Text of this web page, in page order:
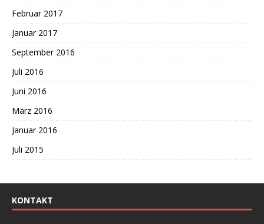
Februar 2017
Januar 2017
September 2016
Juli 2016
Juni 2016
März 2016
Januar 2016
Juli 2015
KONTAKT